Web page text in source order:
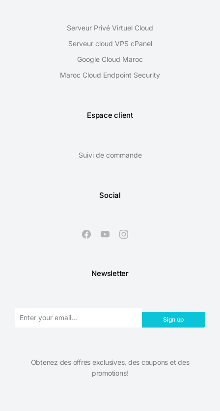
Serveur Privé Virtuel Cloud
Serveur cloud VPS cPanel
Google Cloud Maroc
Maroc Cloud Endpoint Security
Espace client
Suivi de commande
Social
Newsletter
Sign up
Obtenez des offres exclusives, des coupons et des
promotions!​